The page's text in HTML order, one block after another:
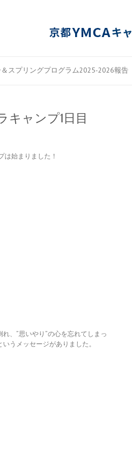
スプリングプログラム2025-2026報告
ャンプ1日目
は始まりました！
、”思いやり”の心を忘れてしまっ
うメッセージがありました。